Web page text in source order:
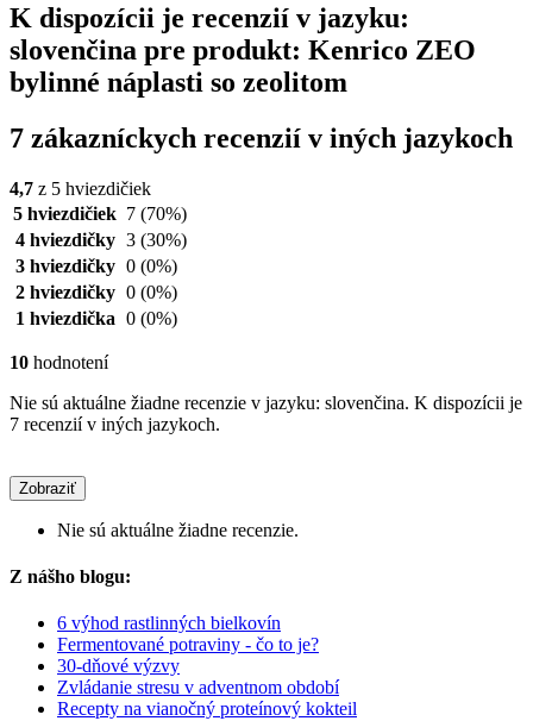
K dispozícii je recenzií v jazyku:
slovenčina pre produkt: Kenrico ZEO
bylinné náplasti so zeolitom
7 zákazníckych recenzií v iných jazykoch
4,7 z 5 hviezdičiek
5 hviezdičiek 7 (70%)
4 hviezdičky 3 (30%)
3 hviezdičky 0 (0%)
2 hviezdičky 0 (0%)
1 hviezdička 0 (0%)
10 hodnotení
Nie sú aktuálne žiadne recenzie v jazyku: slovenčina. K dispozícii je
7 recenzií v iných jazykoch.
Zobraziť
Nie sú aktuálne žiadne recenzie.
Z nášho blogu:
6 výhod rastlinných bielkovín
Fermentované potraviny - čo to je?
30-dňové výzvy
Zvládanie stresu v adventnom období
Recepty na vianočný proteínový kokteil